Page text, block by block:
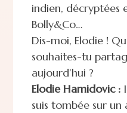
indien, décryptées
Bolly&Co…
Dis-moi, Elodie !
souhaites-tu
aujourd’hui ?
Elodie Hamidovic :
suis tombée sur